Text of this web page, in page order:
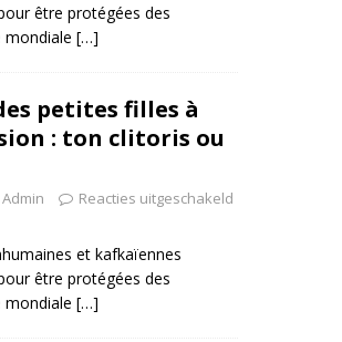
être protégées des
mondiale […]
petites filles à
: ton clitoris ou
Admin Reacties uitgeschakeld
et kafkaïennes
être protégées des
mondiale […]